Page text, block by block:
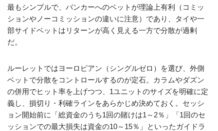
最もシンプルで、バンカーへのベットが理論上有利（コミッ
ションやノーコミッションの違いに注意）であり、タイや一
部サイドベットはリターンが高く見える一方で分散が過剰
だ。
ルーレットではヨーロピアン（シングルゼロ）を選び、外側
ベットで分散をコントロールするのが定石。カラムやダズン
の併用でヒット率を上げつつ、1ユニットのサイズを明確に定
義し、損切り・利確ラインをあらかじめ決めておく。セッシ
ョン開始前に「総資金のうち1回の賭けは1～2％」「1回のセ
ッションでの最大損失は資金の10～15％」といったガイドラ